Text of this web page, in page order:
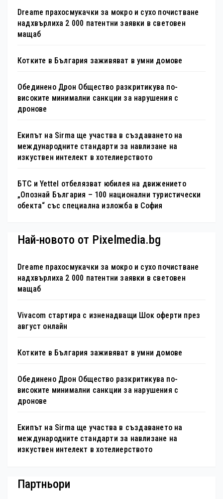
Dreame прахосмукачки за мокро и сухо почистване
надхвърлиха 2 000 патентни заявки в световен
мащаб
Котките в България заживяват в умни домове
Обединено Дрон Общество разкритикува по-
високите минимални санкции за нарушения с
дронове
Екипът на Sirma ще участва в създаването на
международните стандарти за навлизане на
изкуствен интелект в хотелиерството
БТС и Yettel отбелязват юбилея на движението
„Опознай България – 100 национални туристически
обекта“ със специална изложба в София
Най-новото от Pixelmedia.bg
Dreame прахосмукачки за мокро и сухо почистване
надхвърлиха 2 000 патентни заявки в световен
мащаб
Vivacom стартира с изненадващи Шок оферти през
август онлайн
Котките в България заживяват в умни домове
Обединено Дрон Общество разкритикува по-
високите минимални санкции за нарушения с
дронове
Екипът на Sirma ще участва в създаването на
международните стандарти за навлизане на
изкуствен интелект в хотелиерството
Партньори